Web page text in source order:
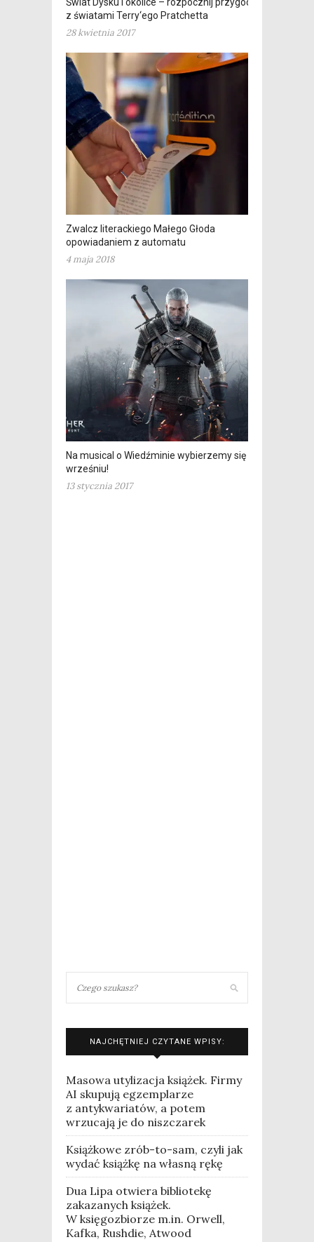
Świat Dysku i okolice – rozpocznij przygodę
z światami Terry‘ego Pratchetta
28 kwietnia 2017
Zwalcz literackiego Małego Głoda
opowiadaniem z automatu
4 maja 2018
Na musical o Wiedźminie wybierzemy się we
wrześniu!
13 stycznia 2017
NAJCHĘTNIEJ CZYTANE WPISY:
Masowa utylizacja książek. Firmy
AI skupują egzemplarze
z antykwariatów, a potem
wrzucają je do niszczarek
Książkowe zrób-to-sam, czyli jak
wydać książkę na własną rękę
Dua Lipa otwiera bibliotekę
zakazanych książek.
W księgozbiorze m.in. Orwell,
Kafka, Rushdie, Atwood